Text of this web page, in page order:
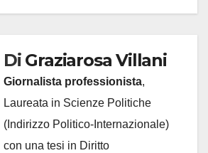
Di Graziarosa Villani
Giornalista professionista,
Laureata in Scienze Politiche
(Indirizzo Politico-Internazionale)
con una tesi in Diritto